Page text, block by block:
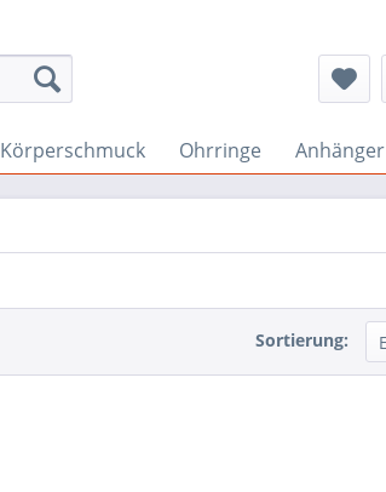
Körperschmuck Ohrringe Anhänger
Sortierung: